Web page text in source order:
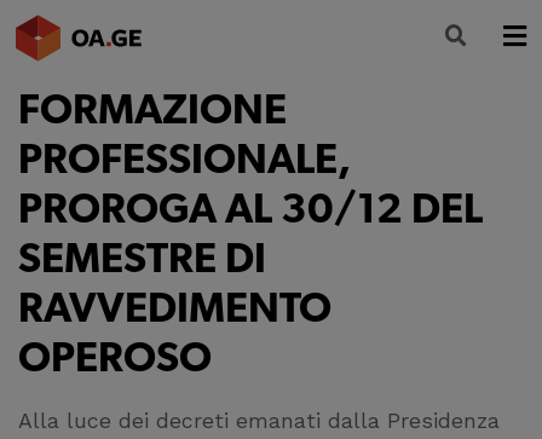
L’ORDINE
AMMINISTRAZIONE TRASPARENTE
ALBO
SEGRETERIA
SERVIZI
FORMAZIONE
NEWS
FORMAZIONE
PROFESSIONALE,
PROROGA AL 30/12 DEL
SEMESTRE DI
RAVVEDIMENTO
OPEROSO
Alla luce dei decreti emanati dalla Presidenza